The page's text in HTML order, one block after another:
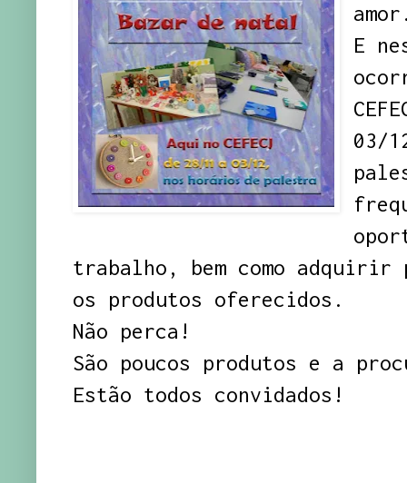
E
03/
trabalho, bem como adquirir
os produtos oferecidos.
Não perca!
São poucos produtos e a
Estão todos convidados!